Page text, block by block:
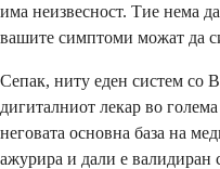
има неизвесност. Тие нема
вашите симптоми можат да
Сепак, ниту еден систем со
дигиталниот лекар во
неговата основна база на
ажурира и дали е валидиран